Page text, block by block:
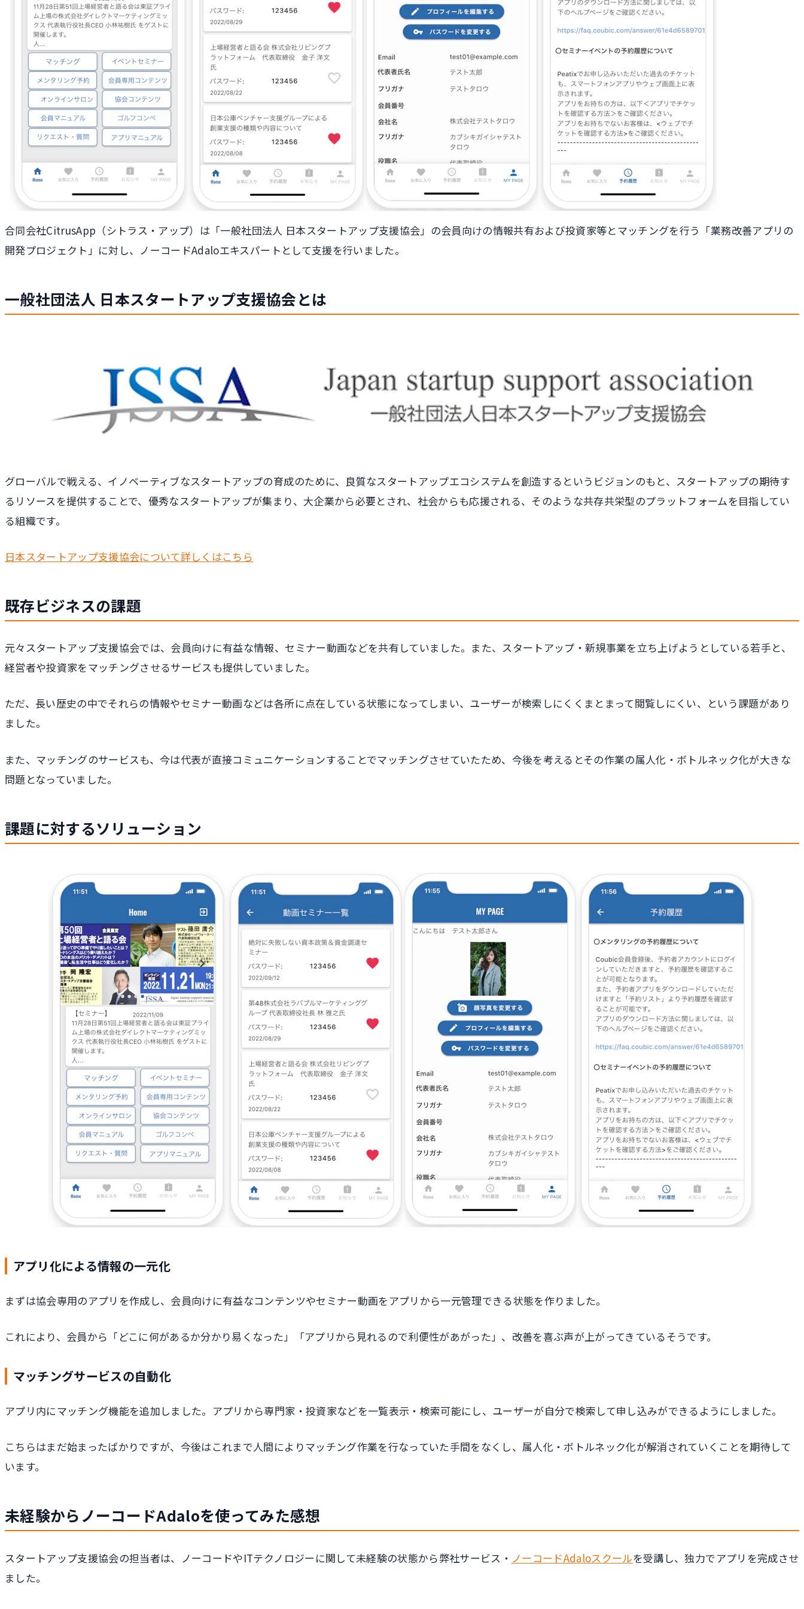
合同会社CitrusApp（シトラス・アップ）は「一般社団法人 日本スタートアップ支援協会」の会員向けの情報共有および投資家等とマッチングを行う「業務改善アプリの
開発プロジェクト」に対し、ノーコードAdaloエキスパートとして支援を行いました。
一般社団法人 日本スタートアップ支援協会とは
グローバルで戦える、イノベーティブなスタートアップの育成のために、良質なスタートアップエコシステムを創造するというビジョンのもと、スタートアップの期待す
るリソースを提供することで、優秀なスタートアップが集まり、大企業から必要とされ、社会からも応援される、そのような共存共栄型のプラットフォームを目指してい
る組織です。
日本スタートアップ支援協会について詳しくはこちら
既存ビジネスの課題
元々スタートアップ支援協会では、会員向けに有益な情報、セミナー動画などを共有していました。また、スタートアップ・新規事業を立ち上げようとしている若手と、
経営者や投資家をマッチングさせるサービスも提供していました。
ただ、長い歴史の中でそれらの情報やセミナー動画などは各所に点在している状態になってしまい、ユーザーが検索しにくくまとまって閲覧しにくい、という課題があり
ました。
また、マッチングのサービスも、今は代表が直接コミュニケーションすることでマッチングさせていたため、今後を考えるとその作業の属人化・ボトルネック化が大きな
問題となっていました。
課題に対するソリューション
アプリ化による情報の一元化
まずは協会専用のアプリを作成し、会員向けに有益なコンテンツやセミナー動画をアプリから一元管理できる状態を作りました。
これにより、会員から「どこに何があるか分かり易くなった」「アプリから見れるので利便性があがった」、改善を喜ぶ声が上がってきているそうです。
マッチングサービスの自動化
アプリ内にマッチング機能を追加しました。アプリから専門家・投資家などを一覧表示・検索可能にし、ユーザーが自分で検索して申し込みができるようにしました。
こちらはまだ始まったばかりですが、今後はこれまで人間によりマッチング作業を行なっていた手間をなくし、属人化・ボトルネック化が解消されていくことを期待して
います。
未経験からノーコードAdaloを使ってみた感想
スタートアップ支援協会の担当者は、ノーコードやITテクノロジーに関して未経験の状態から弊社サービス・ ノーコードAdaloスクールを受講し、独力でアプリを完成させ
ました。